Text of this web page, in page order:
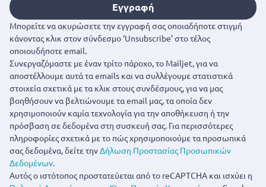
Εγγραφή
Μπορείτε να ακυρώσετε την εγγραφή σας οποιαδήποτε στιγμή
κάνοντας κλικ στον σύνδεσμο ‘Unsubscribe’ στο τέλος
οποιουδήποτε email.
Συνεργαζόμαστε με έναν τρίτο πάροχο, το Mailjet, για να
αποστέλλουμε αυτά τα emails και να συλλέγουμε στατιστικά
στοιχεία σχετικά με τα κλικ στους συνδέσμους, για να μας
βοηθήσουν να βελτιώνουμε τα email μας, τα οποία δεν
χρησιμοποιούν καμία τεχνολογία για την αποθήκευση ή την
πρόσβαση σε δεδομένα στη συσκευή σας. Για περισσότερες
πληροφορίες σχετικά με το πώς χρησιμοποιούμε τα προσωπικά
σας δεδομένα, δείτε τηνΔήλωση Προστασίας Προσωπικών
Δεδομένων.
Αυτός ο ιστότοπος προστατεύεται από το reCAPTCHA και ισχύει η